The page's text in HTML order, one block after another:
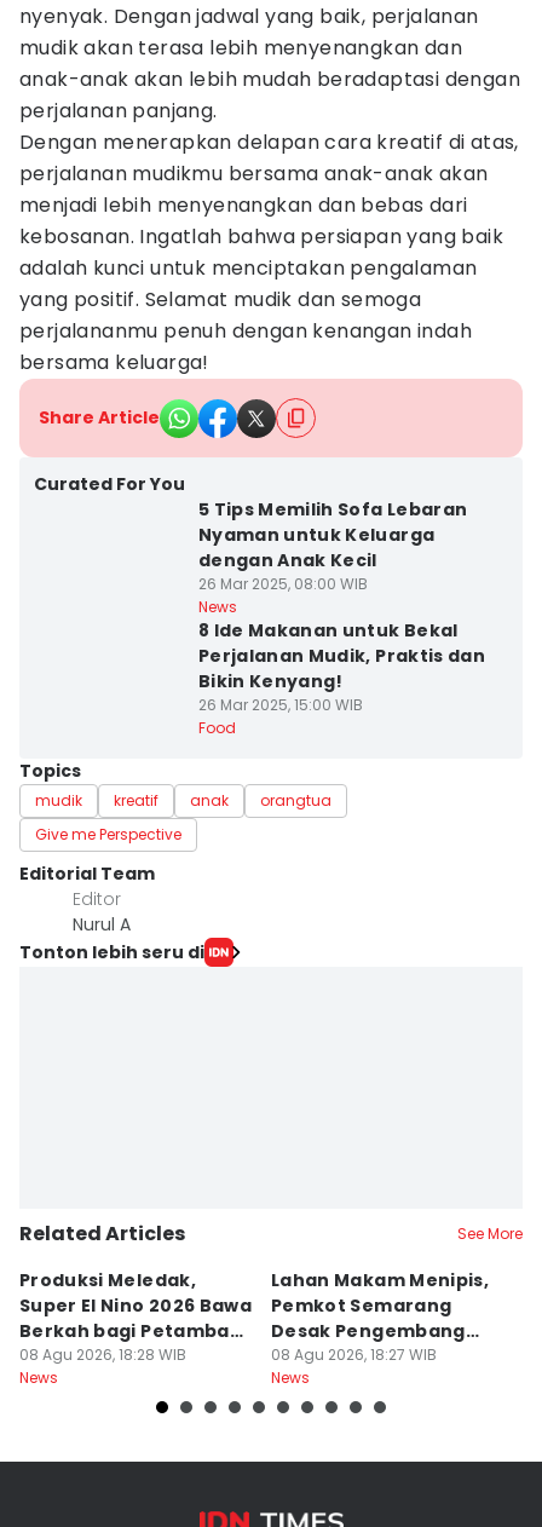
nyenyak. Dengan jadwal yang baik, perjalanan
mudik akan terasa lebih menyenangkan dan
anak-anak akan lebih mudah beradaptasi dengan
perjalanan panjang.
Dengan menerapkan delapan cara kreatif di atas,
perjalanan mudikmu bersama anak-anak akan
menjadi lebih menyenangkan dan bebas dari
kebosanan. Ingatlah bahwa persiapan yang baik
adalah kunci untuk menciptakan pengalaman
yang positif. Selamat mudik dan semoga
perjalananmu penuh dengan kenangan indah
bersama keluarga!
Share Article
Curated For You
5 Tips Memilih Sofa Lebaran
Nyaman untuk Keluarga
dengan Anak Kecil
26 Mar 2025, 08:00 WIB
News
8 Ide Makanan untuk Bekal
Perjalanan Mudik, Praktis dan
Bikin Kenyang!
26 Mar 2025, 15:00 WIB
Food
Topics
mudik kreatif anak
orangtua
Give me Perspective
Editorial Team
Editor
Nurul A
Tonton lebih seru di
Related Articles See More
Produksi Meledak,
Super El Nino 2026 Bawa
Berkah bagi Petambak
Garam
08 Agu 2026, 18:28 WIB
News
Lahan Makam Menipis,
Pemkot Semarang
Desak Pengembang
Serahkan PSU
08 Agu 2026, 18:27 WIB
News